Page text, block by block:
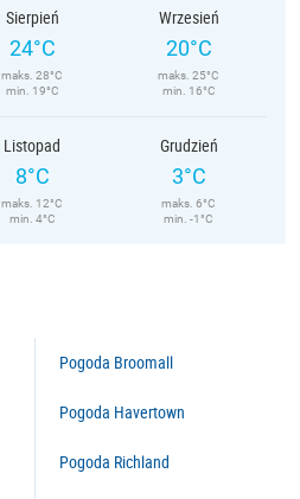
Sierpień
24°C
maks. 28°C
min. 19°C
Wrzesień
20°C
maks. 25°C
min. 16°C
Listopad
8°C
maks. 12°C
min. 4°C
Grudzień
3°C
maks. 6°C
min. -1°C
Pogoda Broomall
Pogoda Havertown
Pogoda Richland